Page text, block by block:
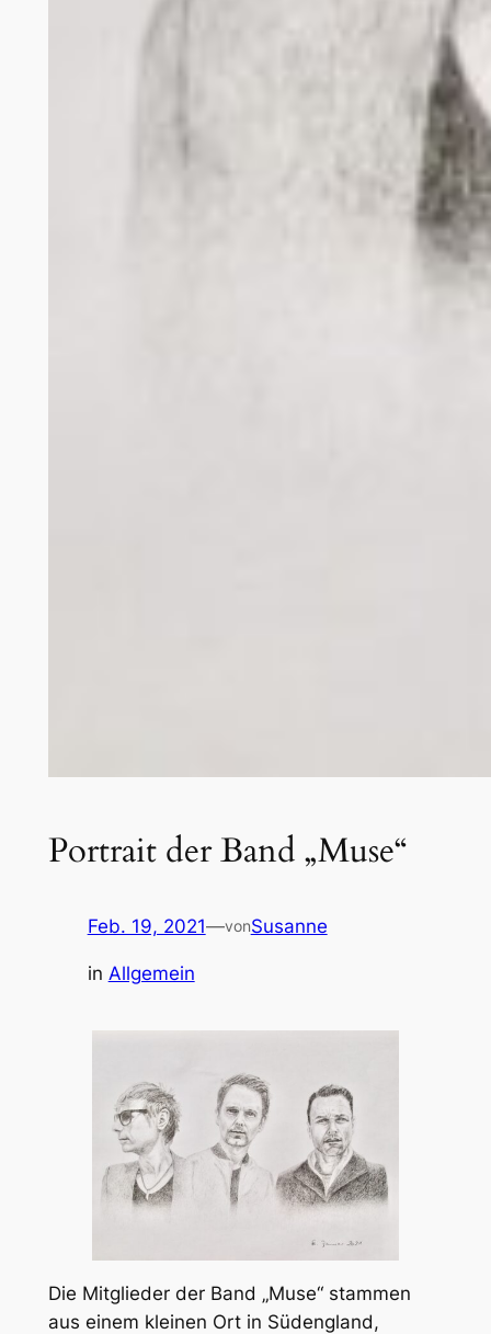
Portrait der Band „Muse“
Feb. 19, 2021—vonSusanne
in Allgemein
Die Mitglieder der Band „Muse“ stammen
aus einem kleinen Ort in Südengland,